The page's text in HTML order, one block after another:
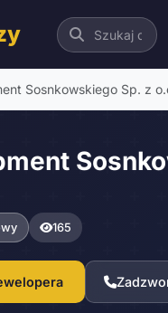
Sosnkowskiego Sp. z
165